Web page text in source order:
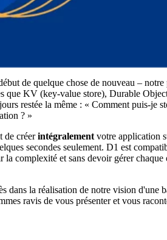
de quelque chose de nouveau – notre
que KV (key-value store), Durable
restée la même : « Comment puis-je
? »
de créerintégralementvotre application
secondes seulement. D1 est
la complexité et sans devoir gérer chaque
dans la réalisation de notre vision d'une
ravis de vous présenter et vous